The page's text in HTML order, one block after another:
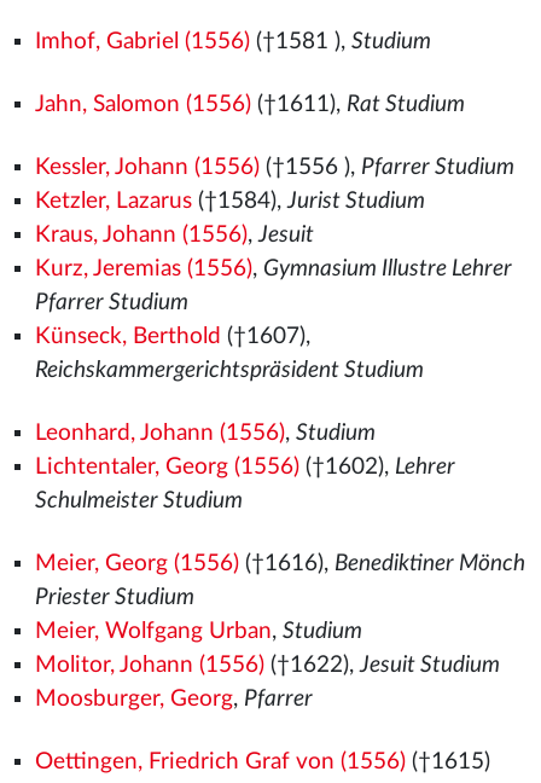
Imhof, Gabriel (1556)(†1581 ), Studium
Jahn, Salomon (1556)(†1611), Rat Studium
Kessler, Johann (1556)(†1556 ), Pfarrer Studium
Ketzler, Lazarus(†1584),Jurist Studium
Kraus, Johann (1556),Jesuit
Kurz, Jeremias (1556), Gymnasium Illustre Lehrer
Pfarrer Studium
Künseck, Berthold (†1607),
Reichskammergerichtspräsident Studium
Leonhard, Johann (1556), Studium
Lichtentaler, Georg (1556)(†1602), Lehrer
Schulmeister Studium
Meier, Georg (1556)(†1616), Benediktiner Mönch
Priester Studium
Meier, Wolfgang Urban, Studium
Molitor, Johann (1556)(†1622),Jesuit Studium
Moosburger, Georg, Pfarrer
Oettingen, Friedrich Graf von (1556)(†1615)